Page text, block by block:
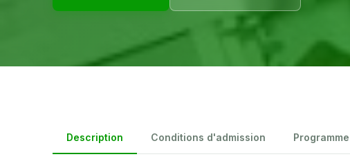
Description Conditions d'admission Programme